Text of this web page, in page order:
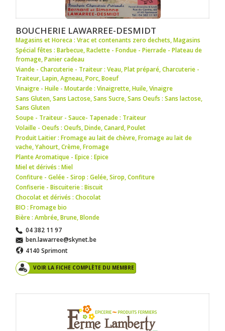
BOUCHERIE LAWARREE-DESMIDT
Magasins et Horeca : Vrac et contenants zero dechets,Magasins
Spécial fêtes : Barbecue,Raclette - Fondue - Pierrade - Plateau de
fromage,Panier cadeau
Viande - Charcuterie - Traiteur : Veau,Plat préparé,Charcuterie -
Traiteur,Lapin,Agneau,Porc,Boeuf
Vinaigre - Huile - Moutarde : Vinaigrette,Huile,Vinaigre
Sans Gluten, Sans Lactose, Sans Sucre, Sans Oeufs : Sans lactose,
Sans Gluten
Soupe - Traiteur - Sauce- Tapenade : Traiteur
Volaille - Oeufs : Oeufs,Dinde,Canard,Poulet
Produit Laitier : Fromage au lait de chèvre,Fromage au lait de
vache,Yahourt,Crème,Fromage
Plante Aromatique - Epice : Epice
Miel et dérivés : Miel
Confiture - Gelée - Sirop : Gelée,Sirop,Confiture
Confiserie - Biscuiterie : Biscuit
Chocolat et dérivés : Chocolat
BIO : Fromage bio
Bière : Ambrée,Brune,Blonde
04 382 11 97
ben.lawarree@skynet.be
4140 Sprimont
VOIR LA FICHE COMPLÈTE DU MEMBRE